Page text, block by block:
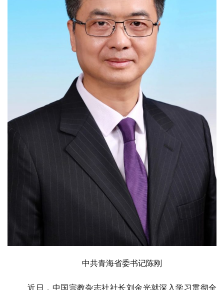
中共青海省委书记陈刚
近日，中国宗教杂志社社长刘金光就深入学习贯彻全